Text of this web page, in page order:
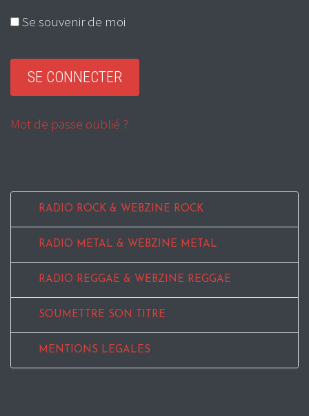
Se souvenir de moi
Mot de passe oublié ?
RADIO ROCK & WEBZINE ROCK
RADIO METAL & WEBZINE METAL
RADIO REGGAE & WEBZINE REGGAE
SOUMETTRE SON TITRE
MENTIONS LEGALES